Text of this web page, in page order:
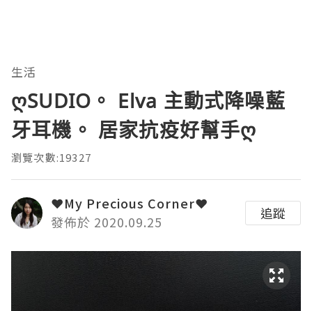
生活
ღSUDIO。 Elva 主動式降噪藍
牙耳機。 居家抗疫好幫手ღ
瀏覽次數:19327
❤My Precious Corner❤
發佈於 2020.09.25
追蹤